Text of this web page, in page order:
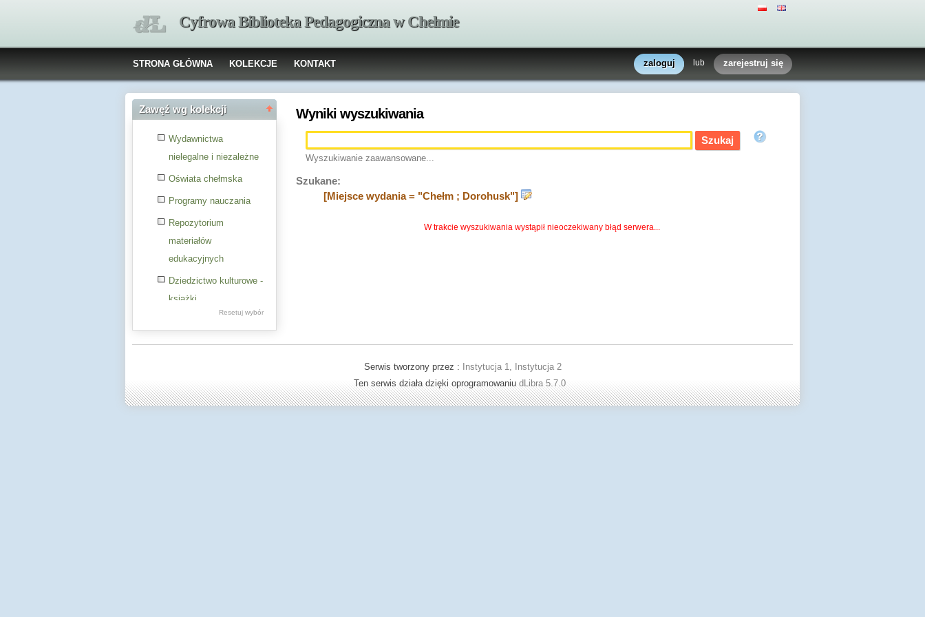
Cyfrowa Biblioteka Pedagogiczna w Chełmie
STRONA GŁÓWNA KOLEKCJE KONTAKT zaloguj lub zarejestruj się
Zawęź wg kolekcji
Wydawnictwa
nielegalne i niezależne
Oświata chełmska
Programy nauczania
Repozytorium
materiałów
edukacyjnych
Dziedzictwo kulturowe -
książki
Resetuj wybór
Wyniki wyszukiwania
Wyszukiwanie zaawansowane...
Szukane:
[Miejsce wydania = "Chełm ; Dorohusk"]
W trakcie wyszukiwania wystąpił nieoczekiwany błąd serwera...
Serwis tworzony przez :
Instytucja 1, Instytucja 2
Ten serwis działa dzięki oprogramowaniu dLibra 5.7.0